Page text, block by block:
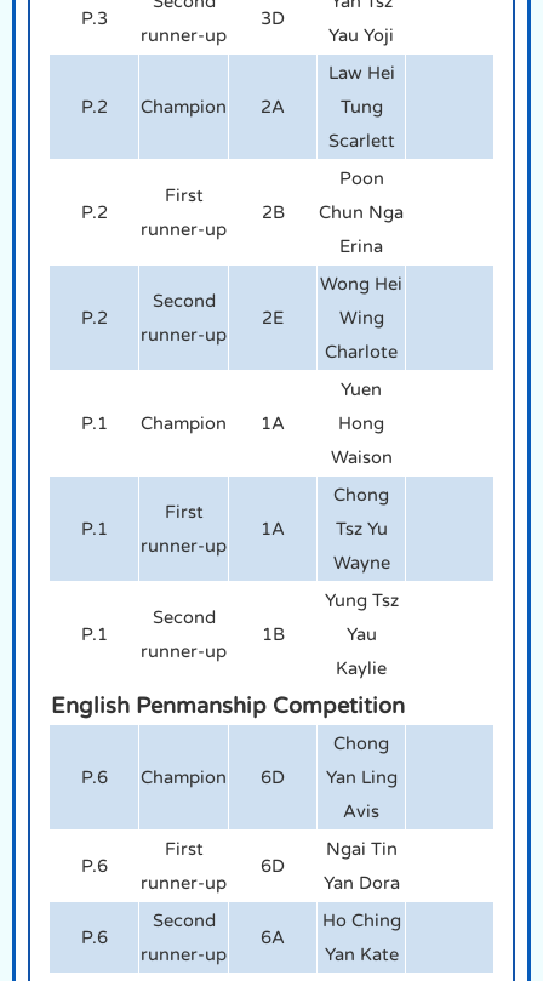
P.3
runner-up
3D
Yau Yoji
P.2 Champion 2A
Law Hei
Tung
Scarlett
P.2
First
runner-up
2B
Poon
Chun Nga
Erina
P.2
Second
runner-up
2E
Wong Hei
Wing
Charlote
P.1 Champion 1A
Yuen
Hong
Waison
P.1
First
runner-up
1A
Chong
Tsz Yu
Wayne
P.1
Second
runner-up
1B
Yung Tsz
Yau
Kaylie
English Penmanship Competition
P.6 Champion 6D
Chong
Yan Ling
Avis
P.6
First
runner-up
6D
Ngai Tin
Yan Dora
P.6
Second
runner-up
6A
Ho Ching
Yan Kate